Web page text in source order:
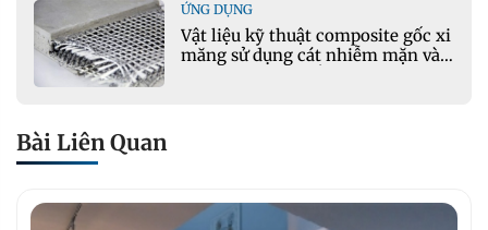
ỨNG DỤNG
Vật liệu kỹ thuật composite gốc xi
măng sử dụng cát nhiễm mặn và
Bài Liên Quan